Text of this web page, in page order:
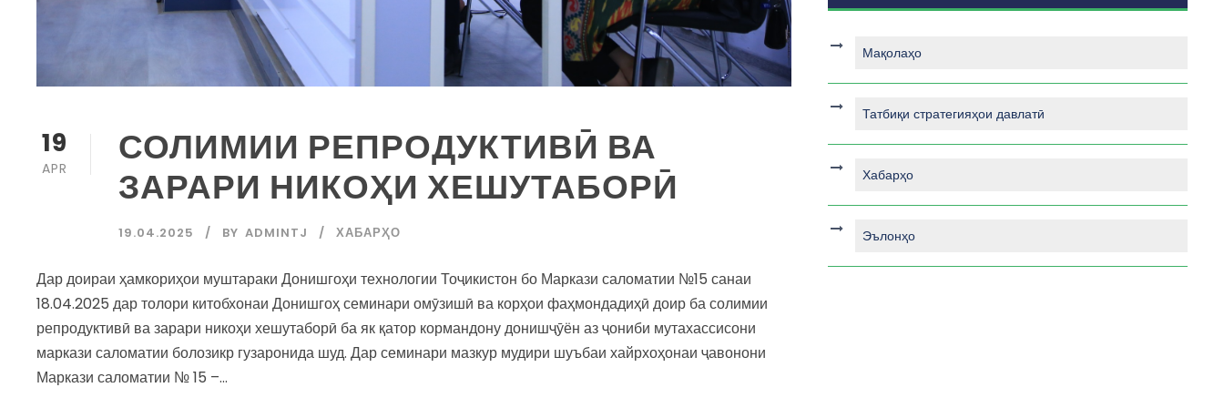
19
APR
СОЛИМИИ РЕПРОДУКТИВӢ ВА
ЗАРАРИ НИКОҲИ ХЕШУТАБОРӢ
19.04.2025 BY ADMINTJ ХАБАРҲО
Дар доираи ҳамкориҳои муштараки Донишгоҳи технологии Тоҷикистон бо Маркази саломатии №15 санаи
18.04.2025 дар толори китобхонаи Донишгоҳ семинари омӯзишӣ ва корҳои фаҳмондадиҳӣ доир ба солимии
репродуктивӣ ва зарари никоҳи хешутаборӣ ба як қатор кормандону донишҷӯён аз ҷониби мутахассисони
маркази саломатии болозикр гузаронида шуд. Дар семинари мазкур мудири шуъбаи хайрхоҳонаи ҷавонони
Маркази саломатии № 15 –...
Мақолаҳо
Татбиқи стратегияҳои давлатӣ
Хабарҳо
Эълонҳо